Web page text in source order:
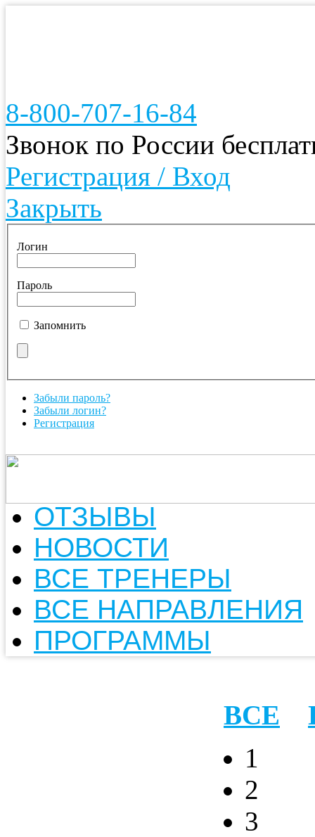
8-800-707-16-84
Звонок по России
Регистрация / Вход
Закрыть
Логин
Пароль
Запомнить
Забыли пароль?
Забыли логин?
Регистрация
ОТЗЫВЫ
НОВОСТИ
ВСЕ ТРЕНЕРЫ
ВСЕ НАПРАВЛЕНИЯ
ПРОГРАММЫ
ВСЕ
1
2
3